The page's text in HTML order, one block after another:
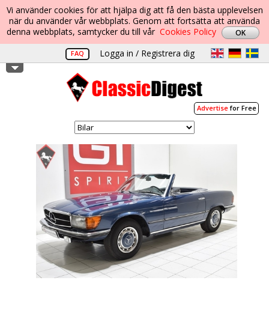
Vi använder cookies för att hjälpa dig att få den bästa upplevelsen
när du använder vår webbplats. Genom att fortsätta att använda
denna webbplats, samtycker du till vår Cookies Policy
FAQ Logga in / Registrera dig
Advertisefor Free